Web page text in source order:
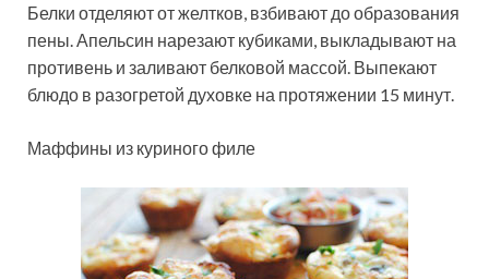
Белки отделяют от желтков, взбивают до образования
пены. Апельсин нарезают кубиками, выкладывают на
противень и заливают белковой массой. Выпекают
блюдо в разогретой духовке на протяжении 15 минут.
Маффины из куриного филе